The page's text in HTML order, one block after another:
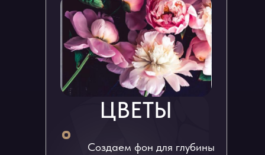
Создаем фон для глубины
ЦВЕТЫ